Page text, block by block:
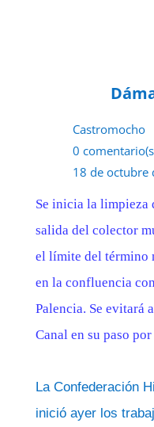
Castromocho
0
18 de octubre
Se inicia la limpieza
salida del colector
el límite del término
en la confluencia
Palencia. Se evitará
Canal en su paso
La Confederación
inició ayer los